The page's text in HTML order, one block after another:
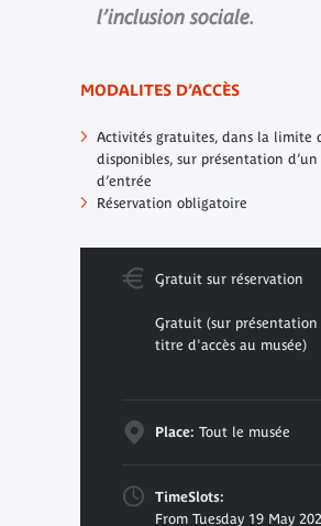
l’inclusion sociale.
MODALITES D’ACCÈS
Activités gratuites, dans la limite
disponibles, sur présentation
d’entrée
Réservation obligatoire
Gratuit sur réservation
Gratuit (sur
titre d'accès au musée)
Place: Tout le musée
TimeSlots:
From Tuesday 19 May